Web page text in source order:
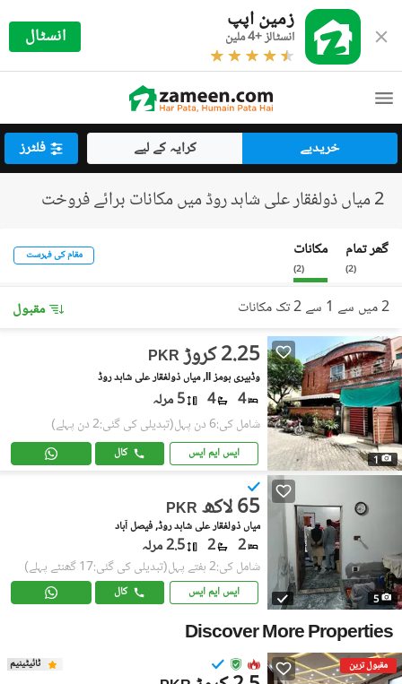
زمین اپپ
انسٹالز +4 ملین انسٹال
خریدیے کرایہ کے لیے فلٹرز
2 میاں ذولفقار علی شاہد روڈ میں مکانات برائے فروخت
گھر تمام
(
2
)
مکانات
(
2
)
مقام کی فہرست
2 میں سے 1 سے 2 تک مکانات مقبول
1
PKR 2.25 کروڑ
وڈبیری ہومز II, میاں ذولفقار علی شاہد روڈ
4
4 5 مرلہ
شامل کی:6 دن پہل (تبدیلی کی گئی:2 دن پہلے)
ایس ایم ایس کال
5
PKR 65 لاکھ
میاں ذولفقار علی شاہد روڈ, فیصل آباد
2
2 2.5 مرلہ
شامل کی:2 ہفتے پہل (تبدیلی کی گئی:17 گھنٹے پہلے)
ایس ایم ایس کال
Discover More Properties
مقبول ترین ٹائیٹینیم